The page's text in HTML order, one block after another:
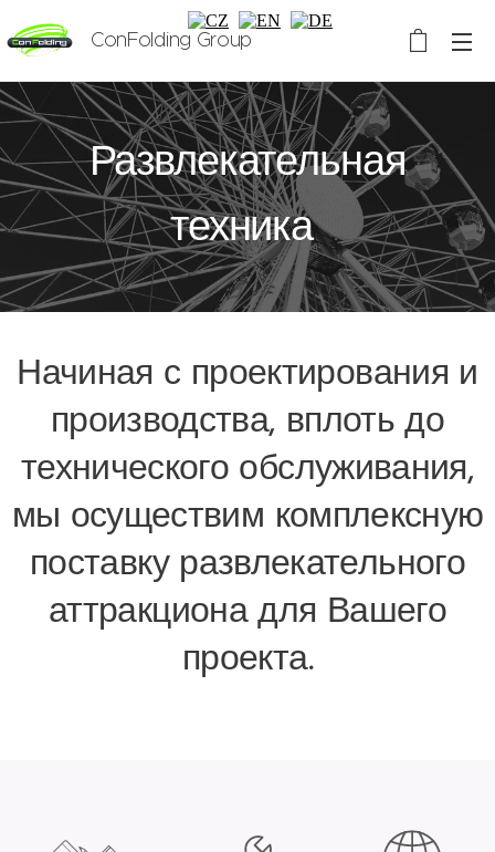
ConFolding Group
Развлекательная
техника
Начиная с проектирования и
производства, вплоть до
технического обслуживания,
мы осуществим комплексную
поставку развлекательного
аттракциона для Вашего
проекта.